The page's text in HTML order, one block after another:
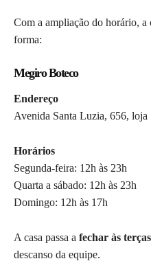
Com a ampliação do horário, a
forma:
Megiro Boteco
Endereço
Avenida Santa Luzia, 656,
Horários
Segunda-feira: 12h às 23h
Quarta a sábado: 12h às 23h
Domingo: 12h às 17h
A casa passa a fechar às
descanso da equipe.